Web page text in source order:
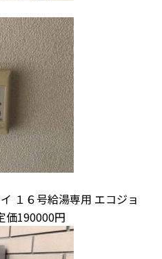
１６号給湯専用 エコジョ
価190000円